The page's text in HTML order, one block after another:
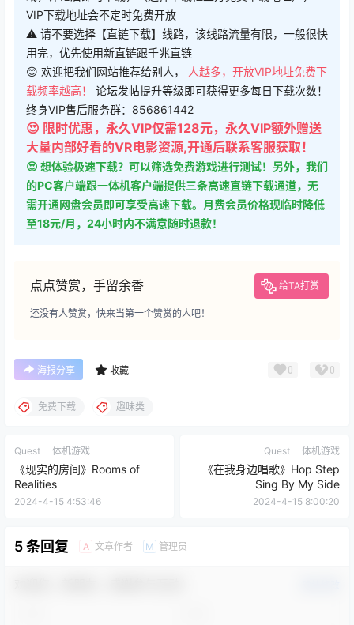
用完，优先使用新直链跟千兆直链
😊 欢迎把我们网站推荐给别人， 人越多，开放VIP地址免费下
载频率越高！论坛发帖提升等级即可获得更多每日下载次数！
终身VIP售后服务群：856861442
😍 限时优惠，永久VIP仅需128元，永久VIP额外赠送
大量内部好看的VR电影资源,开通后联系客服获取！
😍 想体验极速下载？可以筛选免费游戏进行测试！另外，我们
的PC客户端跟一体机客户端提供三条高速直链下载通道，无
需开通网盘会员即可享受高速下载。月费会员价格现临时降低
至18元/月，24小时内不满意随时退款！
免费下载 趣味类
Quest 一体机游戏
Realities
2024-4-15 4:53:46
Sing By My Side
2024-4-15 8:00:20
5 条回复 A 文章作者
欢迎您，新朋友，感谢参与互动！